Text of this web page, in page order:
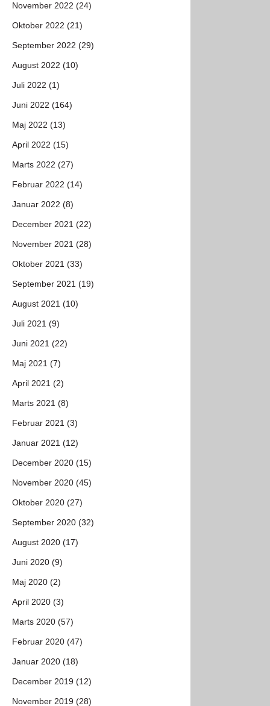
November 2022 (24)
Oktober 2022 (21)
September 2022 (29)
August 2022 (10)
Juli 2022 (1)
Juni 2022 (164)
Maj 2022 (13)
April 2022 (15)
Marts 2022 (27)
Februar 2022 (14)
Januar 2022 (8)
December 2021 (22)
November 2021 (28)
Oktober 2021 (33)
September 2021 (19)
August 2021 (10)
Juli 2021 (9)
Juni 2021 (22)
Maj 2021 (7)
April 2021 (2)
Marts 2021 (8)
Februar 2021 (3)
Januar 2021 (12)
December 2020 (15)
November 2020 (45)
Oktober 2020 (27)
September 2020 (32)
August 2020 (17)
Juni 2020 (9)
Maj 2020 (2)
April 2020 (3)
Marts 2020 (57)
Februar 2020 (47)
Januar 2020 (18)
December 2019 (12)
November 2019 (28)